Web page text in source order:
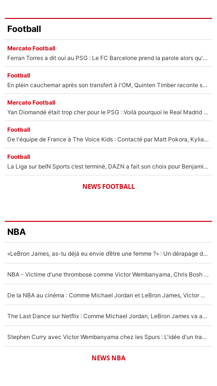
Football
Mercato Football
Ferran Torres a dit oui au PSG : Le FC Barcelone prend la parole alors qu'un transfert de l'attaquant espagnol prend forme
Football
En plein cauchemar après son transfert à l'OM, Quinten Timber raconte ses doutes après sa signature à Marseille
Mercato Football
Yan Diomandé était trop cher pour le PSG : Voilà pourquoi le Real Madrid a accepté de payer la somme record de 140M€ pour boucler son transfert !
Football
De l'équipe de France à The Voice Kids : Contacté par Matt Pokora, Kylian Mbappé a accepté de jouer un rôle inédit sur TF1 !
Football
La Liga sur beIN Sports c’est terminé, DAZN a fait son choix pour Benjamin Da Silva et Omar Da Fonseca !
NEWS FOOTBALL
NBA
«LeBron James, as-tu déjà eu envie d’être une femme ?» : Un dérapage de Donald Trump sur la superstar de la NBA refait surface
NBA - Victime d'une thrombose comme Victor Wembanyama, Chris Bosh prévient le Français des risques sur sa santé : «J’ai failli mourir sur le coup et j’ai été ramené à la vie»
De la NBA au cinéma : Comme Michael Jordan et LeBron James, Victor Wembanyama rêve d'une carrière d'acteur !
The Last Dance sur Netflix : Comme Michael Jordan, LeBron James va avoir le droit à sa série !
Stephen Curry avec Victor Wembanyama chez les Spurs : L'idée d'un trade historique est lancée en NBA !
NEWS NBA